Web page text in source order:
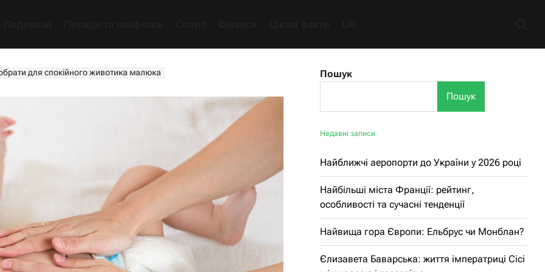
для спокійного животика малюка
Пошук
Пошук
Недавні записи
Найближчі аеропорти до України у 2026 році
Найбільші міста Франції: рейтинг,
особливості та сучасні тенденції
Найвища гора Європи: Ельбрус чи Монблан?
Єлизавета Баварська: життя імператриці Сісі